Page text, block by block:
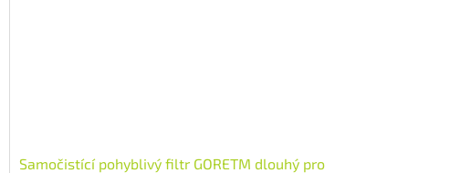
Samočistící pohyblivý filtr GORETM dlouhý pro